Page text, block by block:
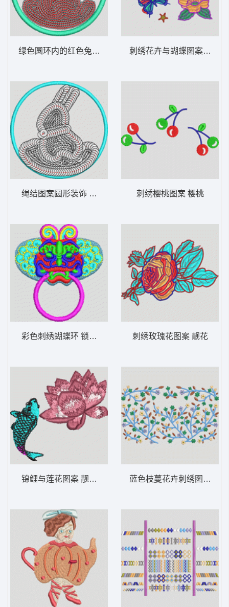
绿色圆环内的红色兔子图案 兔子珠片
绳结图案圆形装饰 兔子珠片
彩色刺绣蝴蝶环 锁怪物
锦鲤与莲花图案 靓花荷花鲤鱼
刺绣花卉与蝴蝶图案 女装
刺绣樱桃图案 樱桃
刺绣玫瑰花图案 靓花
蓝色枝蔓花卉刺绣图案 女装